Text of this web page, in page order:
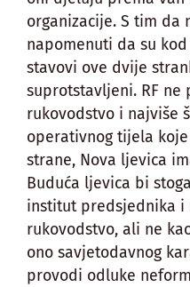
organizacije. S tim da
napomenuti da su
stavovi ove dvije
suprotstavljeni. RF ne
rukovodstvo i najviše
operativnog tijela
strane, Nova ljevica
Buduća ljevica bi
institut predsjednika i
rukovodstvo, ali ne
ono savjetodavnog
provodi odluke